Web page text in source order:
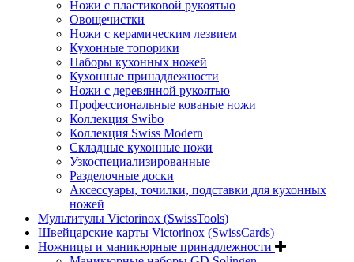
Ножи с пластиковой рукоятью
Овощечистки
Ножи с керамическим лезвием
Кухонные топорики
Наборы кухонных ножей
Кухонные принадлежности
Ножи с деревянной рукоятью
Профессиональные кованые ножи
Коллекция Swibo
Коллекция Swiss Modern
Складные кухонные ножи
Узкоспециализированные
Разделочные доски
Аксессуары, точилки, подставки для кухонных
ножей
Мультитулы Victorinox (SwissTools)
Швейцарские карты Victorinox (SwissCards)
Ножницы и маникюрные принадлежности